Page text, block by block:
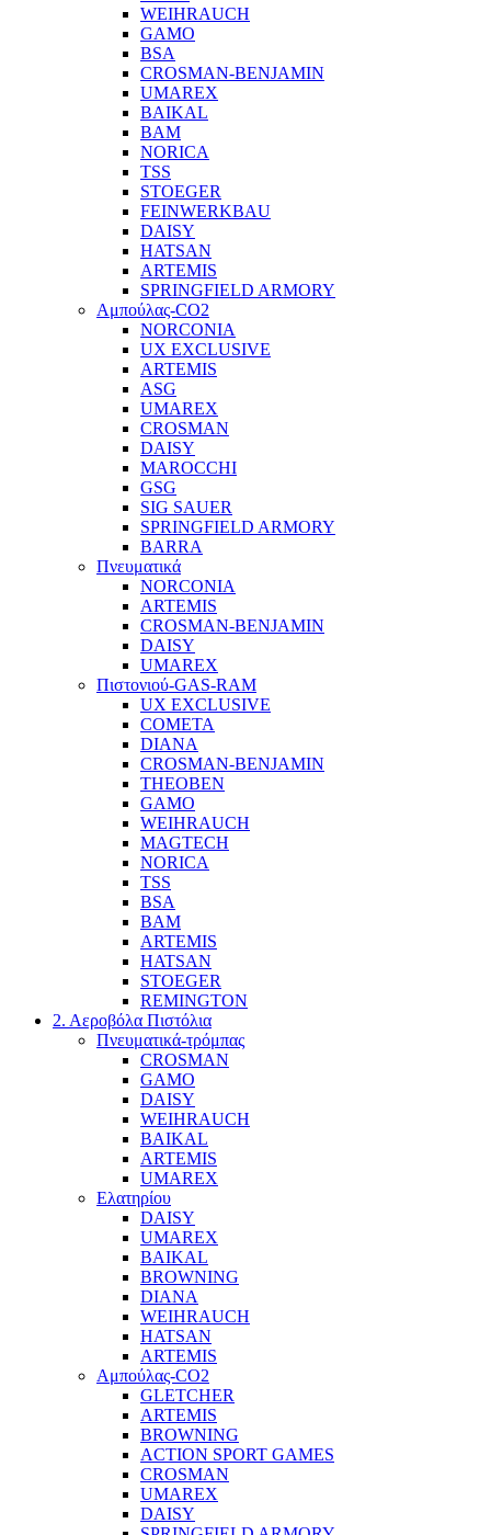
WEIHRAUCH
GAMO
BSA
CROSMAN-BENJAMIN
UMAREX
BAIKAL
BAM
NORICA
TSS
STOEGER
FEINWERKBAU
DAISY
HATSAN
ARTEMIS
SPRINGFIELD ARMORY
Αμπούλας-CO2
NORCONIA
UX EXCLUSIVE
ARTEMIS
ASG
UMAREX
CROSMAN
DAISY
MAROCCHI
GSG
SIG SAUER
SPRINGFIELD ARMORY
BARRA
Πνευματικά
NORCONIA
ARTEMIS
CROSMAN-BENJAMIN
DAISY
UMAREX
Πιστονιού-GAS-RAM
UX EXCLUSIVE
COMETA
DIANA
CROSMAN-BENJAMIN
THEOBEN
GAMO
WEIHRAUCH
MAGTECH
NORICA
TSS
BSA
BAM
ARTEMIS
HATSAN
STOEGER
REMINGTON
2. Αεροβόλα Πιστόλια
Πνευματικά-τρόμπας
CROSMAN
GAMO
DAISY
WEIHRAUCH
BAIKAL
ARTEMIS
UMAREX
Ελατηρίου
DAISY
UMAREX
BAIKAL
BROWNING
DIANA
WEIHRAUCH
HATSAN
ARTEMIS
Αμπούλας-CO2
GLETCHER
ARTEMIS
BROWNING
ACTION SPORT GAMES
CROSMAN
UMAREX
DAISY